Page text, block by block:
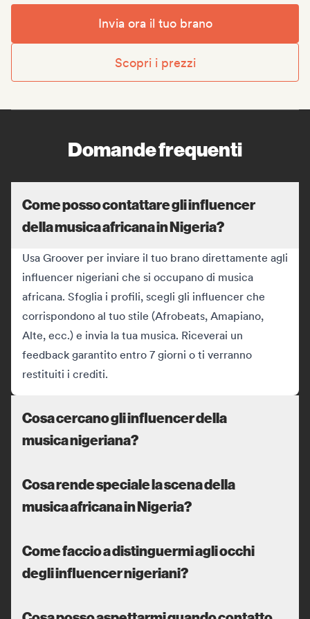
Invia ora il tuo brano
Scopri i prezzi
Domande frequenti
Come posso contattare gli influencer
della musica africana in Nigeria?
Usa Groover per inviare il tuo brano direttamente agli
influencer nigeriani che si occupano di musica
africana. Sfoglia i profili, scegli gli influencer che
corrispondono al tuo stile (Afrobeats, Amapiano,
Alte, ecc.) e invia la tua musica. Riceverai un
feedback garantito entro 7 giorni o ti verranno
restituiti i crediti.
Cosa cercano gli influencer della
musica nigeriana?
Cosa rende speciale la scena della
musica africana in Nigeria?
Come faccio a distinguermi agli occhi
degli influencer nigeriani?